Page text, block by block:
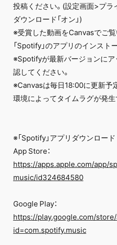
投稿ください。(設定画面>プ
ダウンロード「オン」)
※受賞した動画をCanvasでご
「Spotify」のアプリのインスト
※Spotifyが最新バージョンに
認してください。
※Canvasは毎日18:00に更新予
環境によってタイムラグが発生
※「Spotify」アプリダウンロード
App Store：
https://apps.apple.com/app/
music/id324684580
Google Play：
https://play.google.com/
id=com.spotify.music